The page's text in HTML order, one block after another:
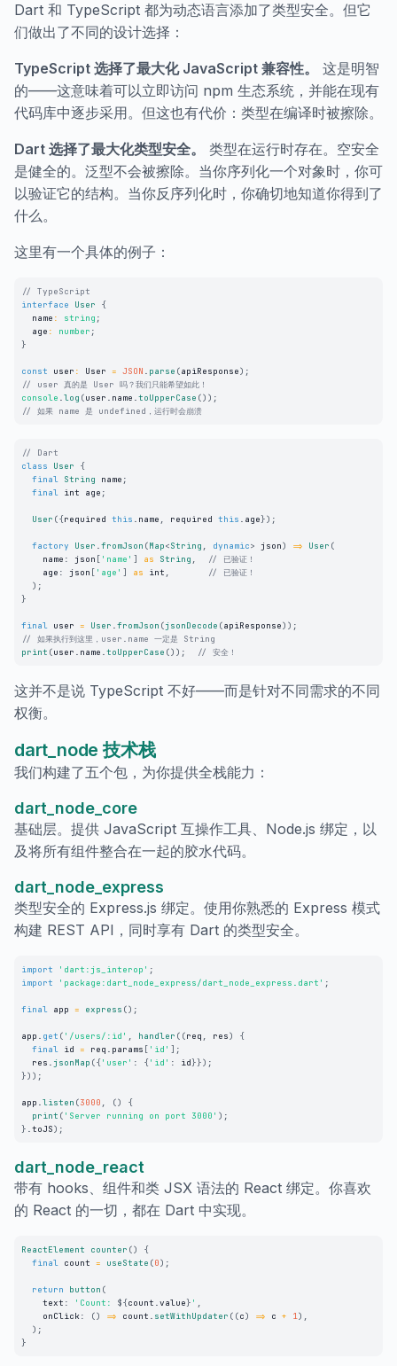
Dart 和 TypeScript 都为动态语言添加了类型安全。但它
们做出了不同的设计选择：
TypeScript 选择了最大化 JavaScript 兼容性。
这是明智
的——这意味着可以立即访问 npm 生态系统，并能在现有
代码库中逐步采用。但这也有代价：类型在编译时被擦除。
Dart 选择了最大化类型安全。
类型在运行时存在。空安全
是健全的。泛型不会被擦除。当你序列化一个对象时，你可
以验证它的结构。当你反序列化时，你确切地知道你得到了
什么。
这里有一个具体的例子：
// TypeScript
interface
User
{
  name
: string ;
  age
: number ;
}
const user : User = JSON . parse (apiResponse) ;
// user 真的是 User 吗？我们只能希望如此！
console .log (user . name .toUpperCase () ) ;
// 如果 name 是 undefined，运行时会崩溃
// Dart
class
User
{
final String name ;
final int age ;
User ({required this . name , required this . age}) ;
factory User .fromJson (Map<String , dynamic> json) => User (
    name
: json [ 'name' ] as String ,
// 已验证！
    age
: json [ 'age' ] as int ,
// 已验证！
) ;
}
final user = User .fromJson (jsonDecode (apiResponse) ) ;
// 如果执行到这里，user.name 一定是 String
print (user . name .toUpperCase () ) ; // 安全！
这并不是说 TypeScript 不好——而是针对不同需求的不同
权衡。
dart_node 技术栈
我们构建了五个包，为你提供全栈能力：
dart_node_core
基础层。提供 JavaScript 互操作工具、Node.js 绑定，以
及将所有组件整合在一起的胶水代码。
dart_node_express
类型安全的 Express.js 绑定。使用你熟悉的 Express 模式
构建 REST API，同时享有 Dart 的类型安全。
import 'dart:js_interop' ;
import
'package:dart_node_express/dart_node_express.dart' ;
final app = express () ;
app . get ( '/users/:id' , handler ( (req , res)
{
final id = req . params [ 'id' ] ;
  res
. jsonMap ({ 'user' : { 'id' : id}}) ;
}) ) ;
app .listen (3000 , ()
{
print ( 'Server running on port 3000' ) ;
} .toJS) ;
dart_node_react
带有 hooks、组件和类 JSX 语法的 React 绑定。你喜欢
的 React 的一切，都在 Dart 中实现。
ReactElement counter ()
{
final count = useState (0) ;
return button (
    text
: 'Count: ${count .value} ' ,
    onClick
: () => count . setWithUpdater ( (c) => c + 1) ,
) ;
}